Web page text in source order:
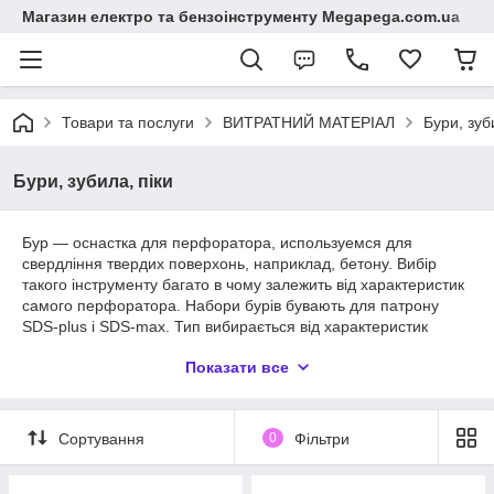
Магазин електро та бензоінструменту Megapega.com.ua
Товари та послуги ВИТРАТНИЙ МАТЕРІАЛ Бури,
Бури, зубила, піки
Бур — оснастка для перфоратора, используемся для
свердління твердих поверхонь, наприклад, бетону. Вибір
такого інструменту багато в чому залежить від характеристик
самого перфоратора. Набори бурів бувають для патрону
SDS-plus і SDS-max. Тип вибирається від характеристик
перфоратора таких відомих виробників як Blaucraft
(Японія).
Особливості наборів бурів для
Показати все
Сортування 0 Фільтри